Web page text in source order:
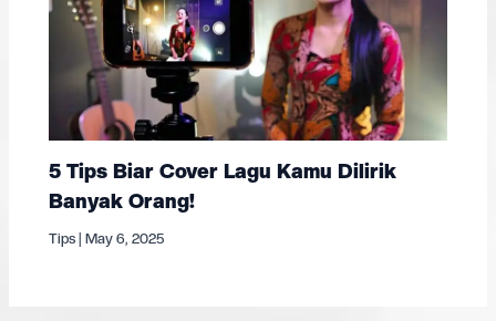
5 Tips Biar Cover Lagu Kamu Dilirik
Banyak Orang!
Tips |May 6, 2025